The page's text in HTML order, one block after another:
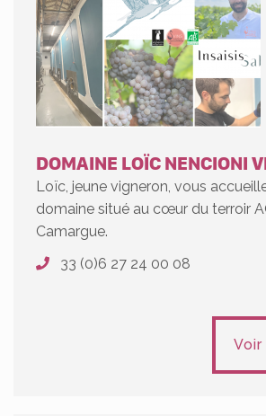
DOMAINE LOÏC NENCIONI
Loïc, jeune vigneron, vous
domaine situé au cœur du terroir
Camargue.
33 (0)6 27 24 00 08